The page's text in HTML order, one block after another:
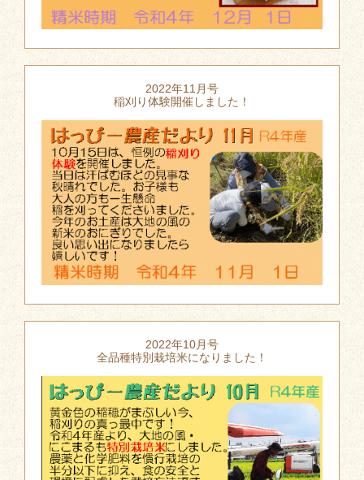
2022年11月号
稲刈り体験開催しました！
2022年10月号
全品種特別栽培米になりました！